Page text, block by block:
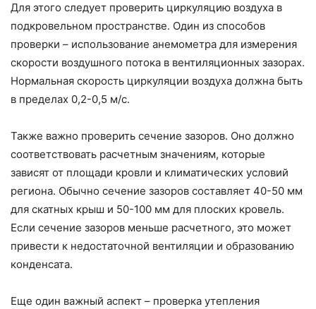
Для этого следует проверить циркуляцию воздуха в
подкровельном пространстве. Один из способов
проверки – использование анемометра для измерения
скорости воздушного потока в вентиляционных зазорах.
Нормальная скорость циркуляции воздуха должна быть
в пределах 0,2-0,5 м/с.
Также важно проверить сечение зазоров. Оно должно
соответствовать расчетным значениям, которые
зависят от площади кровли и климатических условий
региона. Обычно сечение зазоров составляет 40-50 мм
для скатных крыш и 50-100 мм для плоских кровель.
Если сечение зазоров меньше расчетного, это может
привести к недостаточной вентиляции и образованию
конденсата.
Еще один важный аспект – проверка утепления